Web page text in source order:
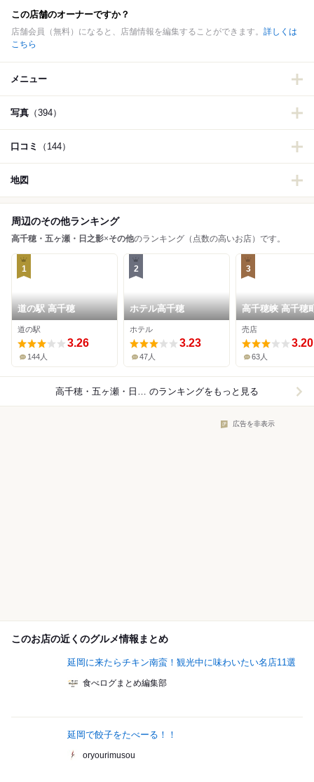
この店舗のオーナーですか？
店舗会員（無料）になると、店舗情報を編集することができます。 詳しくは
こちら
メニュー
写真 （394）
口コミ （144）
地図
周辺のその他ランキング
高千穂・五ヶ瀬・日之影×その他のランキング（点数の高いお店）です。
1
道の駅 高千穂
道の駅
3.26
144人
2
ホテル高千穂
ホテル
3.23
47人
3
高千穂峡 高千穂
光協会直営売店
売店
3.20
63人
高千穂・五ヶ瀬・日之影×その他 のランキングをもっと見る
広告を非表示
このお店の近くのグルメ情報まとめ
延岡に来たらチキン南蛮！観光中に味わいたい名店11選
食べログまとめ編集部
延岡で餃子をたべーる！！
oryourimusou